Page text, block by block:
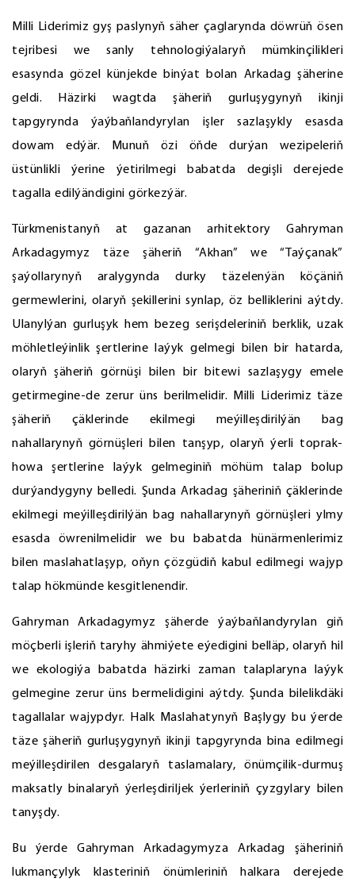
Milli Liderimiz gyş paslynyň säher çaglarynda döwrüň ösen
tejribesi we sanly tehnologiýalaryň mümkinçilikleri
esasynda gözel künjekde binýat bolan Arkadag şäherine
geldi. Häzirki wagtda şäheriň gurluşygynyň ikinji
tapgyrynda ýaýbaňlandyrylan işler sazlaşykly esasda
dowam edýär. Munuň özi öňde durýan wezipeleriň
üstünlikli ýerine ýetirilmegi babatda degişli derejede
tagalla edilýändigini görkezýär.
Türkmenistanyň at gazanan arhitektory Gahryman
Arkadagymyz täze şäheriň “Akhan” we “Taýçanak”
şaýollarynyň aralygynda durky täzelenýän köçäniň
germewlerini, olaryň şekillerini synlap, öz belliklerini aýtdy.
Ulanylýan gurluşyk hem bezeg serişdeleriniň berklik, uzak
möhletleýinlik şertlerine laýyk gelmegi bilen bir hatarda,
olaryň şäheriň görnüşi bilen bir bitewi sazlaşygy emele
getirmegine-de zerur üns berilmelidir. Milli Liderimiz täze
şäheriň çäklerinde ekilmegi meýilleşdirilýän bag
nahallarynyň görnüşleri bilen tanşyp, olaryň ýerli toprak-
howa şertlerine laýyk gelmeginiň möhüm talap bolup
durýandygyny belledi. Şunda Arkadag şäheriniň çäklerinde
ekilmegi meýilleşdirilýän bag nahallarynyň görnüşleri ylmy
esasda öwrenilmelidir we bu babatda hünärmenlerimiz
bilen maslahatlaşyp, oňyn çözgüdiň kabul edilmegi wajyp
talap hökmünde kesgitlenendir.
Gahryman Arkadagymyz şäherde ýaýbaňlandyrylan giň
möçberli işleriň taryhy ähmiýete eýedigini belläp, olaryň hil
we ekologiýa babatda häzirki zaman talaplaryna laýyk
gelmegine zerur üns bermelidigini aýtdy. Şunda bilelikdäki
tagallalar wajypdyr. Halk Maslahatynyň Başlygy bu ýerde
täze şäheriň gurluşygynyň ikinji tapgyrynda bina edilmegi
meýilleşdirilen desgalaryň taslamalary, önümçilik-durmuş
maksatly binalaryň ýerleşdiriljek ýerleriniň çyzgylary bilen
tanyşdy.
Bu ýerde Gahryman Arkadagymyza Arkadag şäheriniň
lukmançylyk klasteriniň önümleriniň halkara derejede